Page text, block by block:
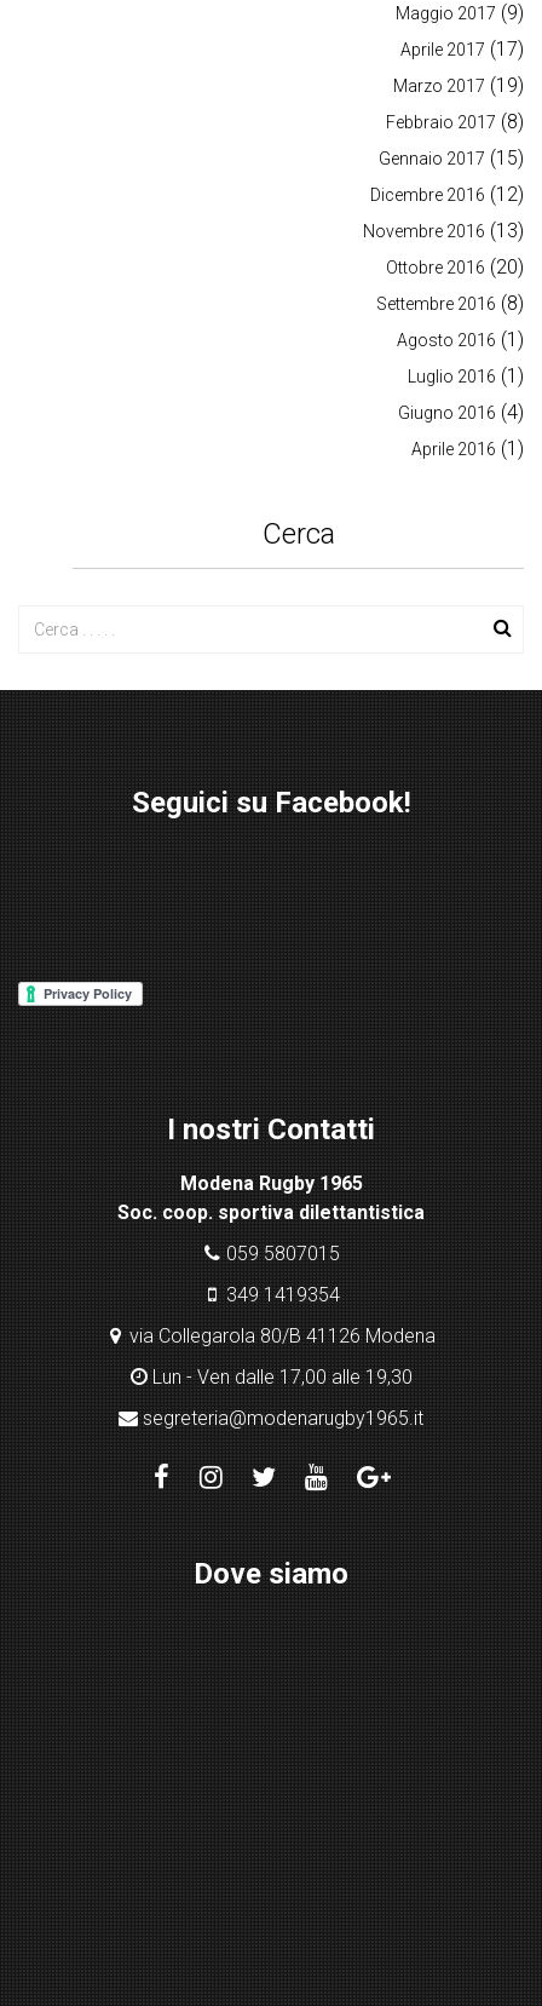
Maggio 2017 (9)
Aprile 2017 (17)
Marzo 2017 (19)
Febbraio 2017 (8)
Gennaio 2017 (15)
Dicembre 2016 (12)
Novembre 2016 (13)
Ottobre 2016 (20)
Settembre 2016 (8)
Agosto 2016 (1)
Luglio 2016 (1)
Giugno 2016 (4)
Aprile 2016 (1)
Cerca
Seguici su Facebook!
I nostri Contatti
Modena Rugby 1965
Soc. coop. sportiva dilettantistica
059 5807015
349 1419354
via Collegarola 80/B 41126 Modena
Lun - Ven dalle 17,00 alle 19,30
segreteria@modenarugby1965.it
Dove siamo